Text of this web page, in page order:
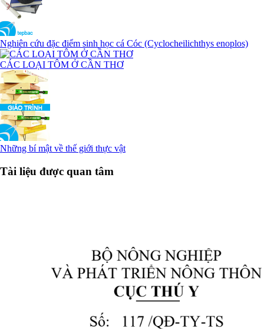
Nghiên cứu đặc điểm sinh học cá Cóc (Cyclocheilichthys enoplos)
CÁC LOẠI TÔM Ở CẦN THƠ
Những bí mật về thế giới thực vật
Tài liệu được quan tâm